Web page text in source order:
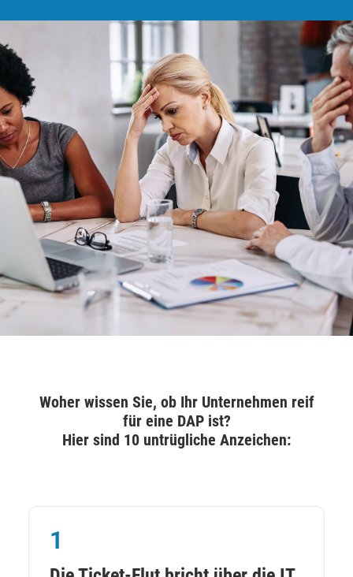
Woher wissen Sie, ob Ihr Unternehmen reif
für eine DAP ist?
Hier sind 10 untrügliche Anzeichen:
1